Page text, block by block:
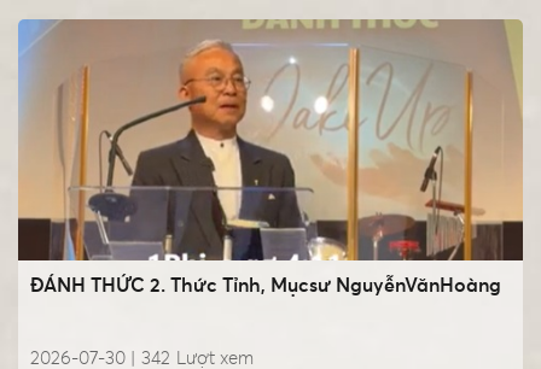
ĐÁNH THỨC 2. Thức Tỉnh, Mụcsư NguyễnVănHoàng
2026-07-30 | Lượt xem
342